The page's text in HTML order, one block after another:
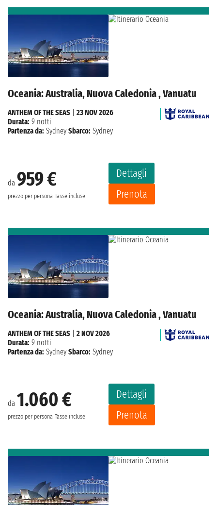
Oceania: Australia, Nuova Caledonia , Vanuatu
da 959 €
prezzo per persona Tasse incluse
Dettagli
Prenota
ANTHEM OF THE SEAS
23 NOV 2026
Durata: 9 notti
Partenza da: Sydney Sbarco: Sydney
Oceania: Australia, Nuova Caledonia , Vanuatu
da 1.060 €
prezzo per persona Tasse incluse
Dettagli
Prenota
ANTHEM OF THE SEAS
2 NOV 2026
Durata: 9 notti
Partenza da: Sydney Sbarco: Sydney